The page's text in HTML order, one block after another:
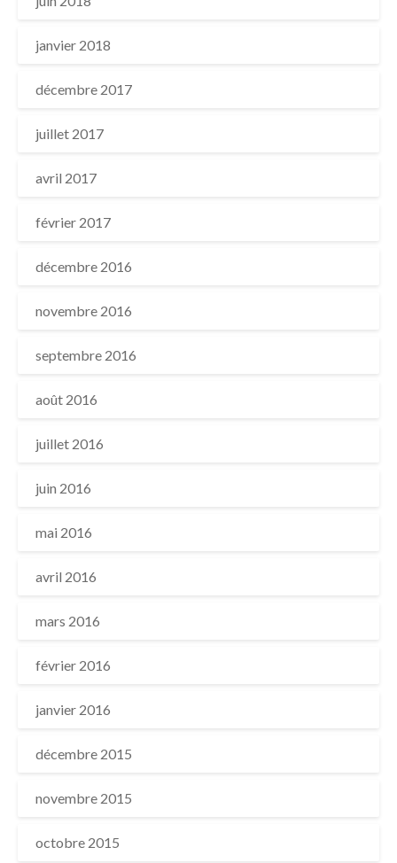
janvier 2018
décembre 2017
juillet 2017
avril 2017
février 2017
décembre 2016
novembre 2016
septembre 2016
août 2016
juillet 2016
juin 2016
mai 2016
avril 2016
mars 2016
février 2016
janvier 2016
décembre 2015
novembre 2015
octobre 2015